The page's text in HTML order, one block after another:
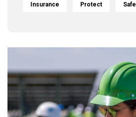
Insurance Protect Safe